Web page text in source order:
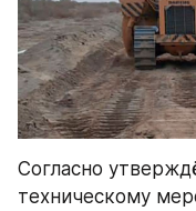
Согласно
техническому